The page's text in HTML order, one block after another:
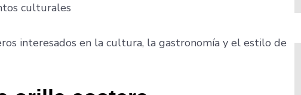
culturales
interesados en la cultura, la gastronomía y el estilo de